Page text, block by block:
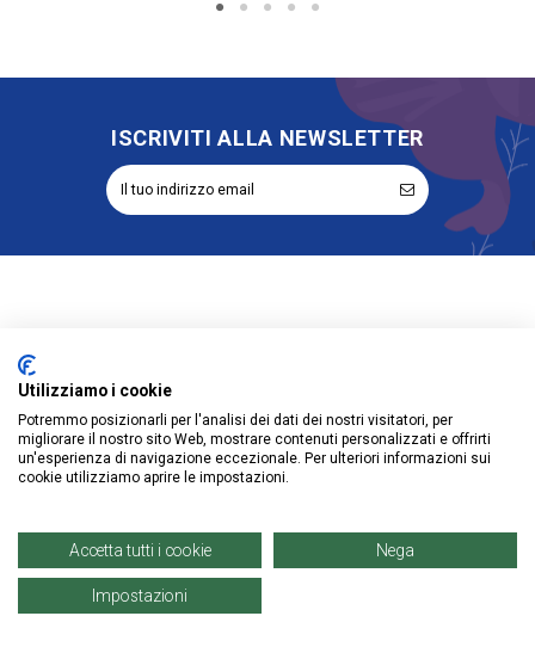
ISCRIVITI ALLA NEWSLETTER
Informazioni
Prodotti
© Copyright 2021 | Denaro Distribuzione Srl. |
P. IVA: 02671960819
Utilizziamo i cookie
Potremmo posizionarli per l'analisi dei dati dei nostri visitatori, per
migliorare il nostro sito Web, mostrare contenuti personalizzati e offrirti
un'esperienza di navigazione eccezionale. Per ulteriori informazioni sui
cookie utilizziamo aprire le impostazioni.
Accetta tutti i cookie Nega
Impostazioni